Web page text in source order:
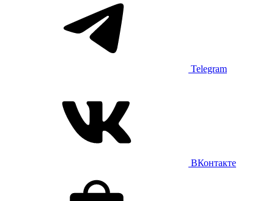
Telegram
ВКонтакте